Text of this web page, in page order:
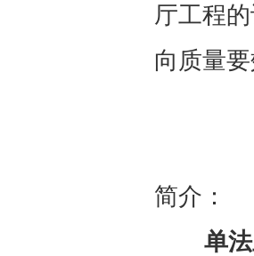
厅工程
向质量
简介：
单